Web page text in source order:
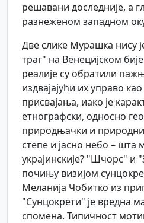
решавани доследније, а
разнеженом западном
Две слике Мурашка нису
траг" на Венецијском
реалије су обратили
издвајајући их управо
присвајања, иако је
етнографски, односно
природњачки и
степе и јасно небо – шта
украјинскије? "Шчорс"
почињу визијом
Меланија Чобитко из
"Сунцокрети" је вредна
спомена. Типичност